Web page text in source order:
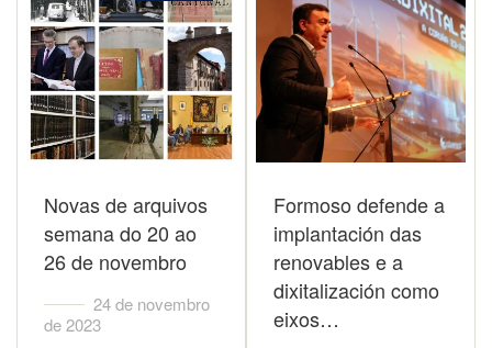
Novas de arquivos
semana do 20 ao
26 de novembro
24 de novembro
de 2023
Formoso defende a
implantación das
renovables e a
dixitalización como
eixos…